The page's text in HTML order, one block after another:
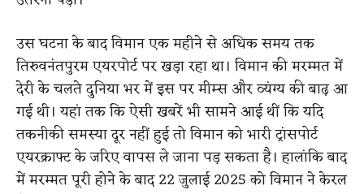
उस घटना के बाद विमान एक महीने से अधिक समय तक
तिरुवनंतपुरम एयरपोर्ट पर खड़ा रहा था। विमान की मरम्मत में
देरी के चलते दुनिया भर में इस पर मीम्स और व्यंग्य की बाढ़ आ
गई थी। यहां तक कि ऐसी खबरें भी सामने आई थीं कि यदि
तकनीकी समस्या दूर नहीं हुई तो विमान को भारी ट्रांसपोर्ट
एयरक्राफ्ट के जरिए वापस ले जाना पड़ सकता है। हालांकि बाद
में मरम्मत पूरी होने के बाद 22 जुलाई 2025 को विमान ने केरल